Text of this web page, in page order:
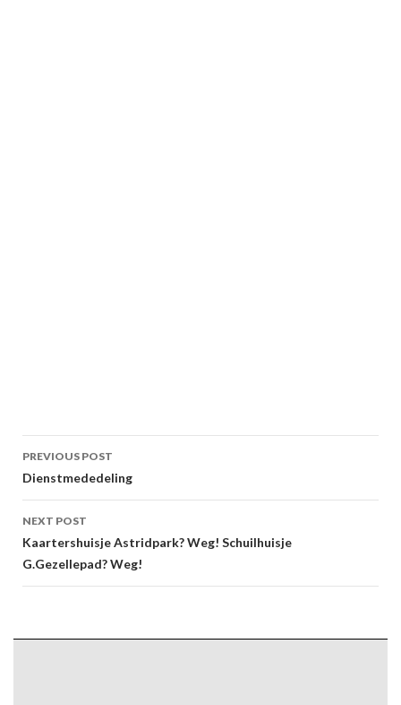
Post
navigation
PREVIOUS POST
Dienstmededeling
NEXT POST
Kaartershuisje Astridpark? Weg! Schuilhuisje
G.Gezellepad? Weg!